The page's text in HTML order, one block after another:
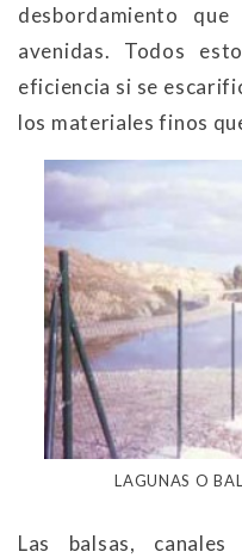
desbordamiento que
avenidas. Todos
eficiencia si se
los materiales finos
LAGUNAS O
Las balsas,